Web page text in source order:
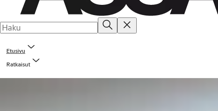
Etusivu
Ratkaisut